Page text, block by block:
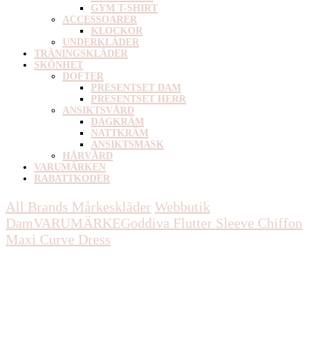
GYM T-SHIRT
ACCESSOARER
KLOCKOR
UNDERKLÄDER
TRÄNINGSKLÄDER
SKÖNHET
DOFTER
PRESENTSET DAM
PRESENTSET HERR
ANSIKTSVÅRD
DAGKRÄM
NATTKRÄM
ANSIKTSMASK
HÅRVÅRD
VARUMÄRKEN
RABATTKODER
All Brands Mårkeskläder Webbutik
DamVARUMÄRKEGoddiva Flutter Sleeve Chiffon
Maxi Curve Dress